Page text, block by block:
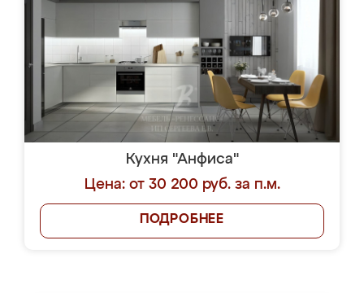
Кухня "Анфиса"
Цена: от 30 200 руб. за п.м.
ПОДРОБНЕЕ